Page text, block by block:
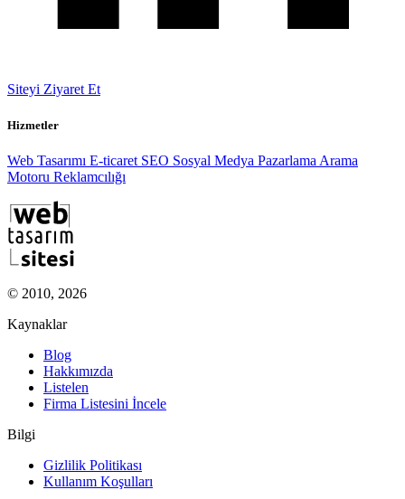
Siteyi Ziyaret Et
Hizmetler
Web Tasarımı E-ticaret SEO Sosyal Medya Pazarlama Arama
Motoru Reklamcılığı
© 2010, 2026
Kaynaklar
Blog
Hakkımızda
Listelen
Firma Listesini İncele
Bilgi
Gizlilik Politikası
Kullanım Koşulları